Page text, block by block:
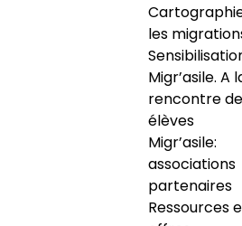
les
Migr’asile. A
rencontre
élèves
Migr’asile:
associations
partenaires
Ressources